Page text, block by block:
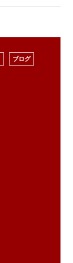
ブログ